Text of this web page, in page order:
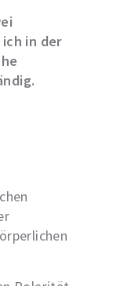
in der